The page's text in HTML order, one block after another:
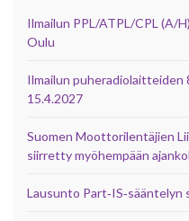
Ilmailun PPL/ATPL/CPL (A/
Oulu
Ilmailun puheradiolaitteiden
15.4.2027
Suomen Moottorilentäjien
siirretty myöhempään
Lausunto